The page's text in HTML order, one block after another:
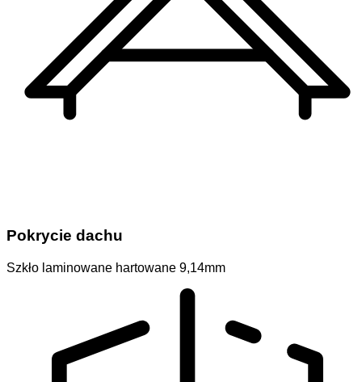
Pokrycie dachu
Szkło laminowane hartowane 9,14mm